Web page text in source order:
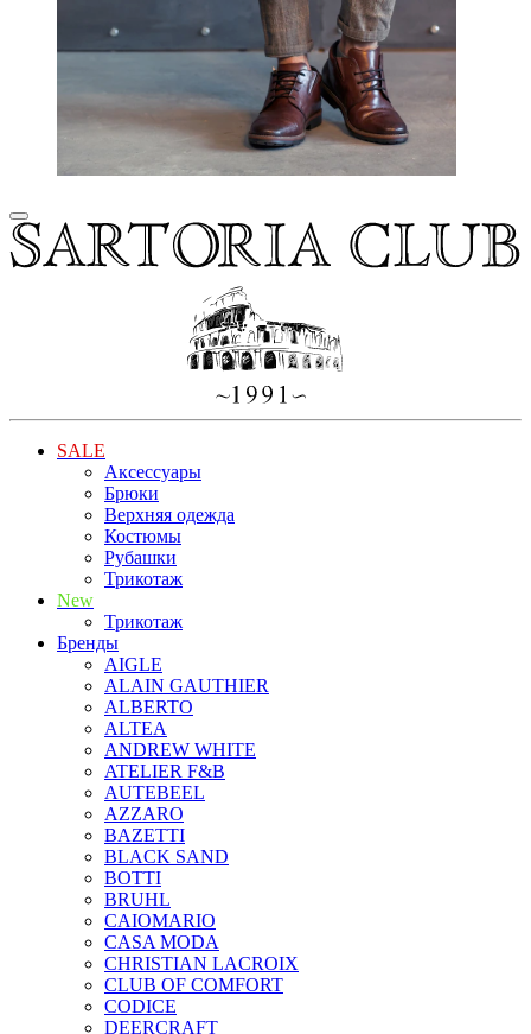
SALE
Аксессуары
Брюки
Верхняя одежда
Костюмы
Рубашки
Трикотаж
New
Трикотаж
Бренды
AIGLE
ALAIN GAUTHIER
ALBERTO
ALTEA
ANDREW WHITE
ATELIER F&B
AUTEBEEL
AZZARO
BAZETTI
BLACK SAND
BOTTI
BRUHL
CAIOMARIO
CASA MODA
CHRISTIAN LACROIX
CLUB OF COMFORT
CODICE
DEERCRAFT